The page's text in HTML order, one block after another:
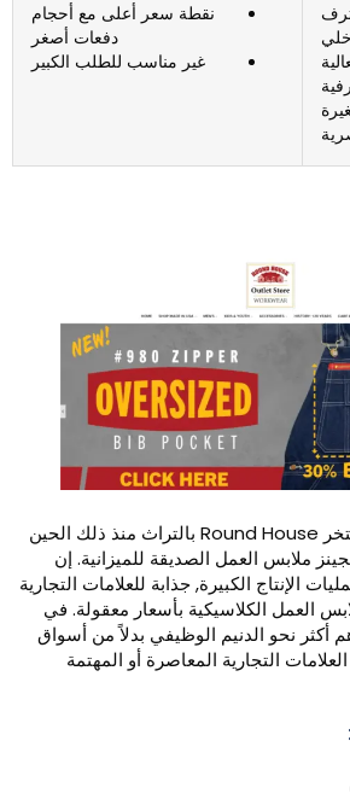
نقطة سعر أعلى مع أحجام
دفعات أصغر
غير مناسب للطلب الكبير
تعمل من شاوني, نعم, يفتخر Round House بالتراث منذ ذلك الحين
ملابس العمل الصديقة للميزانية. إن
الإنتاج الكبيرة, جذابة للعلامات التجارية
الكلاسيكية بأسعار معقولة. في
نحو الدنيم الوظيفي بدلاً من أسواق
التجارية المعاصرة أو المهتمة